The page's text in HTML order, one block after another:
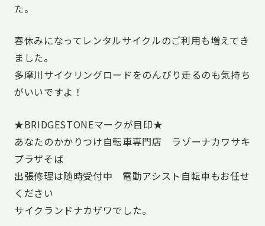
た。
春休みになってレンタルサイクルのご利用も増えてき
ました。
多摩川サイクリングロードをのんびり走るのも気持ち
がいいですよ！
★BRIDGESTONEマークが目印★
あなたのかかりつけ自転車専門店 ラゾーナカワサキ
プラザそば
出張修理は随時受付中 電動アシスト自転車もお任せ
ください
サイクランドナカザワでした。